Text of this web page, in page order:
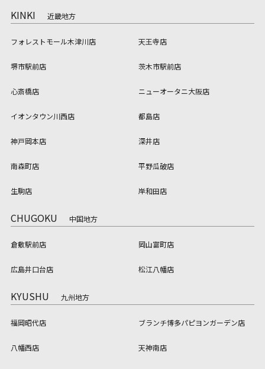
KINKI 近畿地方
フォレストモール木津川店 天王寺店
堺市駅前店 茨木市駅前店
心斎橋店 ニューオータニ大阪店
イオンタウン川西店 都島店
神戸岡本店 深井店
南森町店 平野瓜破店
生駒店 岸和田店
CHUGOKU 中国地方
倉敷駅前店 岡山富町店
広島井口台店 松江八幡店
KYUSHU 九州地方
福岡昭代店 ブランチ博多パピヨンガーデン店
八幡西店 天神南店